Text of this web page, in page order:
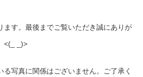
ます。最後までご覧いただき誠にありが
_)>
写真に関係はございません。ご了承く